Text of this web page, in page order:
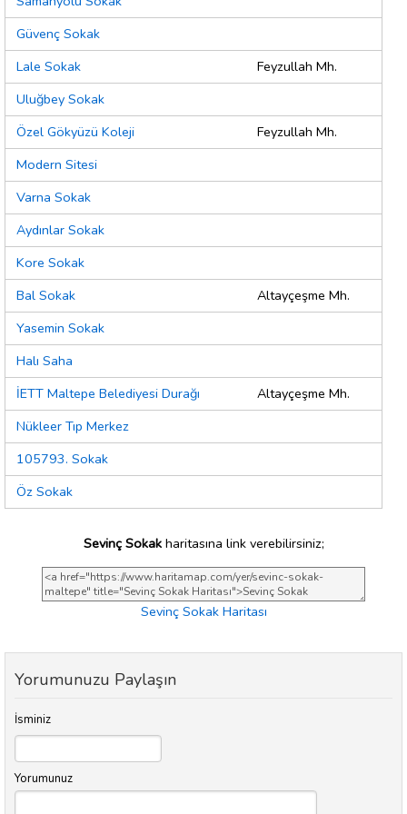
Güvenç Sokak
Lale Sokak
Feyzullah Mh.
Uluğbey Sokak
Özel Gökyüzü Koleji
Feyzullah Mh.
Modern Sitesi
Varna Sokak
Aydınlar Sokak
Kore Sokak
Bal Sokak
Altayçeşme Mh.
Yasemin Sokak
Halı Saha
İETT Maltepe Belediyesi Durağı
Altayçeşme Mh.
Nükleer Tıp Merkez
105793. Sokak
Öz Sokak
Sevinç Sokakharitasına link verebilirsiniz;
Sevinç Sokak Haritası
Yorumunuzu Paylaşın
İsminiz
Yorumunuz